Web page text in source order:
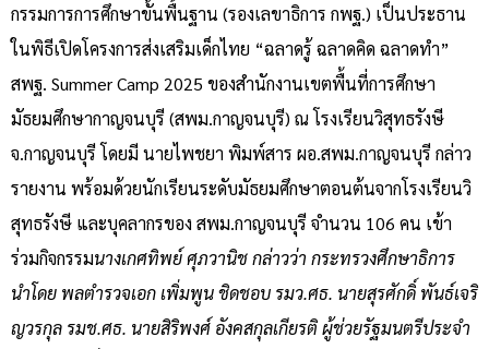
กรรมการการศึกษาขั้นพื้นฐาน (รองเลขาธิการ กพฐ.) เป็นประธาน
ในพิธีเปิดโครงการส่งเสริมเด็กไทย “ฉลาดรู้ ฉลาดคิด ฉลาดทำ”
สพฐ. Summer Camp 2025 ของสำนักงานเขตพื้นที่การศึกษา
มัธยมศึกษากาญจนบุรี (สพม.กาญจนบุรี) ณ โรงเรียนวิสุทธรังษี
จ.กาญจนบุรี โดยมี นายไพชยา พิมพ์สาร ผอ.สพม.กาญจนบุรี กล่าว
รายงาน พร้อมด้วยนักเรียนระดับมัธยมศึกษาตอนต้นจากโรงเรียนวิ
สุทธรังษี และบุคลากรของ สพม.กาญจนบุรี จำนวน 106 คน เข้า
ร่วมกิจกรรมนางเกศทิพย์ ศุภวานิช กล่าวว่า กระทรวงศึกษาธิการ
นำโดย พลตำรวจเอก เพิ่มพูน ชิดชอบ รมว.ศธ. นายสุรศักดิ์ พันธ์เจริ
ญวรกุล รมช.ศธ. นายสิริพงศ์ อังคสกุลเกียรติ ผู้ช่วยรัฐมนตรีประจำ